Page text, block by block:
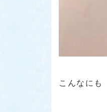
こんなに